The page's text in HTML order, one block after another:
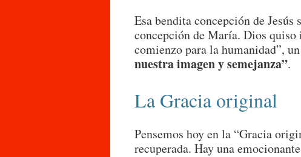
Esa bendita concepción de
concepción de María. Dios
comienzo para la humanidad”,
nuestra imagen y semejanza”.
La Gracia original
Pensemos hoy en la “Gracia
recuperada. Hay una